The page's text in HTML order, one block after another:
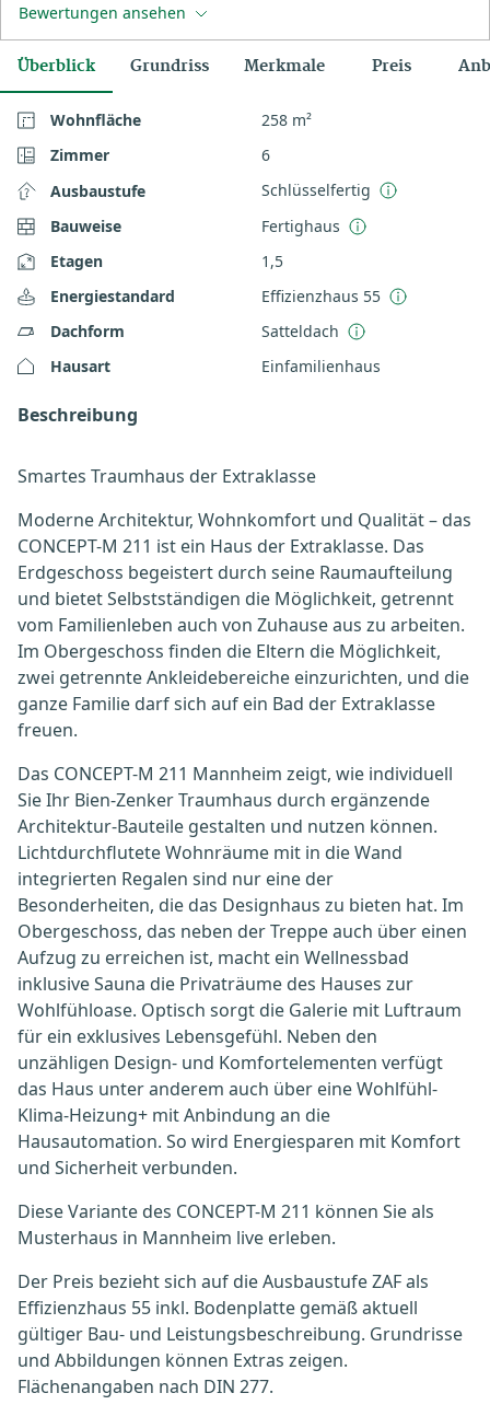
Bewertungen ansehen
Überblick Grundriss Merkmale Preis
Wohnfläche
258 m²
Zimmer
6
Ausbaustufe
Schlüsselfertig
Bauweise
Fertighaus
Etagen
1,5
Energiestandard
Effizienzhaus 55
Dachform
Satteldach
Hausart
Einfamilienhaus
Beschreibung
Smartes Traumhaus der Extraklasse
Moderne Architektur, Wohnkomfort und Qualität – das
CONCEPT-M 211 ist ein Haus der Extraklasse. Das
Erdgeschoss begeistert durch seine Raumaufteilung
und bietet Selbstständigen die Möglichkeit, getrennt
vom Familienleben auch von Zuhause aus zu arbeiten.
Im Obergeschoss finden die Eltern die Möglichkeit,
zwei getrennte Ankleidebereiche einzurichten, und die
ganze Familie darf sich auf ein Bad der Extraklasse
freuen.
Das CONCEPT-M 211 Mannheim zeigt, wie individuell
Sie Ihr Bien-Zenker Traumhaus durch ergänzende
Architektur-Bauteile gestalten und nutzen können.
Lichtdurchflutete Wohnräume mit in die Wand
integrierten Regalen sind nur eine der
Besonderheiten, die das Designhaus zu bieten hat. Im
Obergeschoss, das neben der Treppe auch über einen
Aufzug zu erreichen ist, macht ein Wellnessbad
inklusive Sauna die Privaträume des Hauses zur
Wohlfühloase. Optisch sorgt die Galerie mit Luftraum
für ein exklusives Lebensgefühl. Neben den
unzähligen Design- und Komfortelementen verfügt
das Haus unter anderem auch über eine Wohlfühl-
Klima-Heizung+ mit Anbindung an die
Hausautomation. So wird Energiesparen mit Komfort
und Sicherheit verbunden.
Diese Variante des CONCEPT-M 211 können Sie als
Musterhaus in Mannheim live erleben.
Der Preis bezieht sich auf die Ausbaustufe ZAF als
Effizienzhaus 55 inkl. Bodenplatte gemäß aktuell
gültiger Bau- und Leistungsbeschreibung. Grundrisse
und Abbildungen können Extras zeigen.
Flächenangaben nach DIN 277.